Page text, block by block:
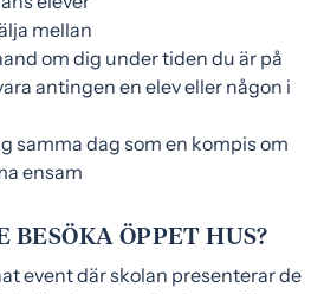
mellan
om dig under tiden du är på
antingen en elev eller någon i
samma dag som en kompis om
ensam
BESÖKA ÖPPET HUS?
event där skolan presenterar de